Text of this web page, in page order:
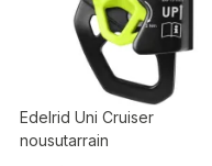
Edelrid Uni Cruiser
nousutarrain